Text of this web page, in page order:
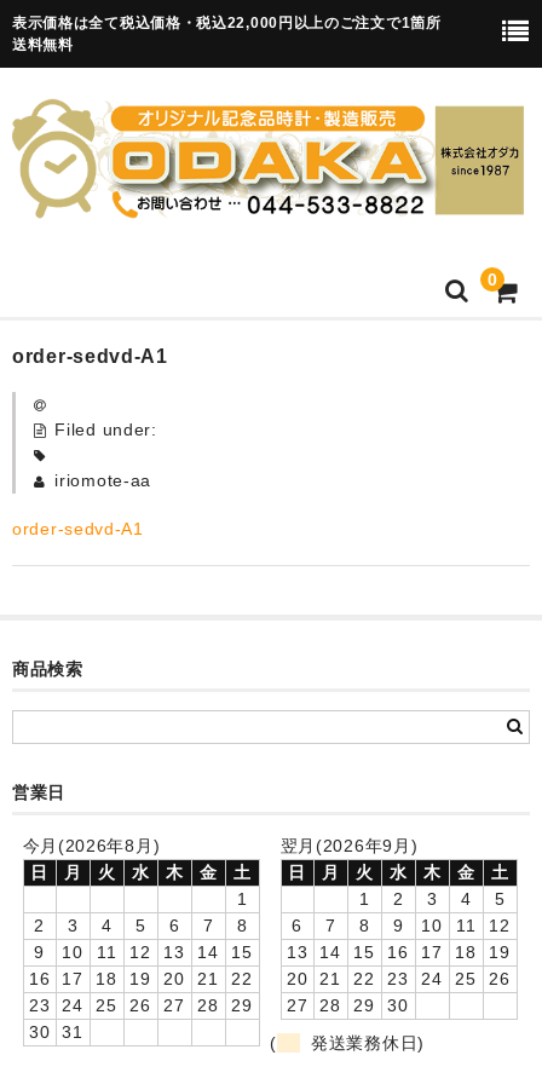
表示価格は全て税込価格・税込22,000円以上のご注文で1箇所
送料無料
0
HOME
卒園記念品
メロディ時計(集合)
音声時計(集合)
メロディ時計(個別)
知育時計
制服メモリー
お絵かきギャラリー
order-sedvd-A1
Filed under:
iriomote-aa
order-sedvd-A1
商品検索
営業日
今月(2026年8月)
日
月 火 水 木 金
土
1
2
3 4 5 6 7
8
9
10 11 12 13 14
15
16
17 18 19 20 21
22
23
24 25 26 27 28
29
30
31
翌月(2026年9月)
日
月 火 水 木 金
土
1
2 3 4
5
6
7 8 9 10 11
12
13
14 15 16 17 18
19
20
21 22 23 24 25
26
27
28 29
30
(
発送業務休日)